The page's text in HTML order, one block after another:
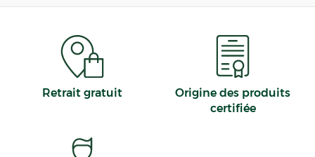
Retrait gratuit
Origine des produits
certifiée